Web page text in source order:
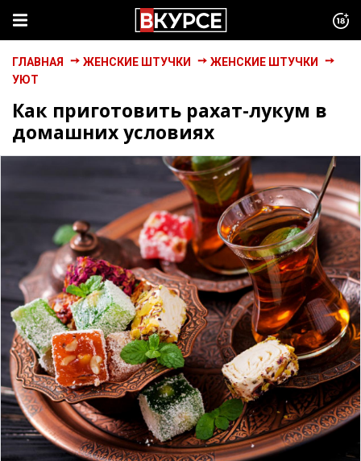
ГЛАВНАЯ ЖЕНСКИЕ ШТУЧКИ
ЖЕНСКИЕ ШТУЧКИ
УЮТ
Как приготовить рахат-лукум в
домашних условиях